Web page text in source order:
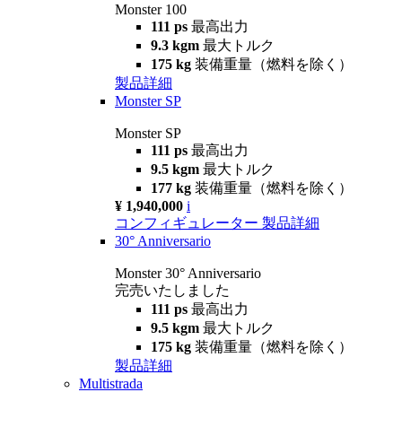
Monster 100
111 ps 最高出力
9.3 kgm 最大トルク
175 kg 装備重量（燃料を除く）
製品詳細
Monster SP
Monster SP
111 ps 最高出力
9.5 kgm 最大トルク
177 kg 装備重量（燃料を除く）
¥ 1,940,000 i
コンフィギュレーター 製品詳細
30° Anniversario
Monster 30° Anniversario
完売いたしました
111 ps 最高出力
9.5 kgm 最大トルク
175 kg 装備重量（燃料を除く）
製品詳細
Multistrada